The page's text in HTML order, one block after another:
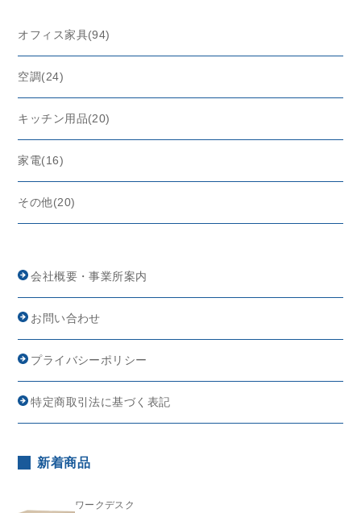
オフィス家具(94)
空調(24)
キッチン用品(20)
家電(16)
その他(20)
会社概要・事業所案内
お問い合わせ
プライバシーポリシー
特定商取引法に基づく表記
新着商品
ワークデスク